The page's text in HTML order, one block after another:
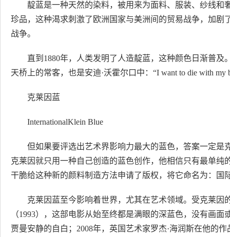
靛蓝是一种天然的染料，被用来为面料、服装、纱线
珍品，这种渴求刺激了欧洲国家与美洲间的贸易战争，加
战争。
直到1880年，人类发明了人造靛蓝，这种颜色日渐普
天桥上的常客，也是安迪·沃霍尔口中：“I want to die with my
克莱因蓝
InternationalKlein Blue
但如果要评选出艺术界影响力最大的蓝色，答案一定是
克莱因就只用一种自己创造的蓝色创作，他相信只有最单
干脆给这种新的颜料制造方法申请了版权，将它命名为：国
克莱因蓝至今影响着世界，尤其在艺术领域。受克莱因
（1993），这部电影从始至终都是满眼的深蓝色，没有画
贾曼安静的自白；2008年，英国艺术家罗杰·海润斯在他的